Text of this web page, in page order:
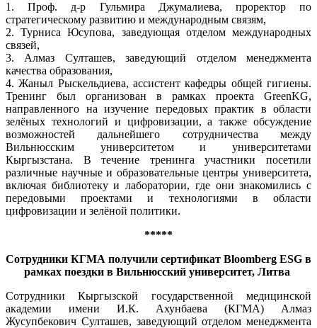
1. Проф. д-р Гульмира Джумалиева, проректор по
стратегическому развитию и международным связям,
2. Турниса Юсупова, заведующая отделом международных
связей,
3. Алмаз Султашев, заведующий отделом менеджмента
качества образования,
4. Жаныл Рыскельдиева, ассистент кафедры общей гигиены.
Тренинг был организован в рамках проекта GreenKG,
направленного на изучение передовых практик в области
зелёных технологий и цифровизации, а также обсуждение
возможностей дальнейшего сотрудничества между
Вильнюсским университетом и университетами
Кыргызстана. В течение тренинга участники посетили
различные научные и образовательные центры университета,
включая библиотеку и лаборатории, где они знакомились с
передовыми проектами и технологиями в области
цифровизации и зелёной политики.
*****
Сотрудники КГМА получили сертификат Bloomberg ESG в
рамках поездки в Вильнюсский университет, Литва
Сотрудники Кыргызской государственной медицинской
академии имени И.К. Ахунбаева (КГМА) Алмаз
Жусупбекович Султашев, заведующий отделом менеджмента